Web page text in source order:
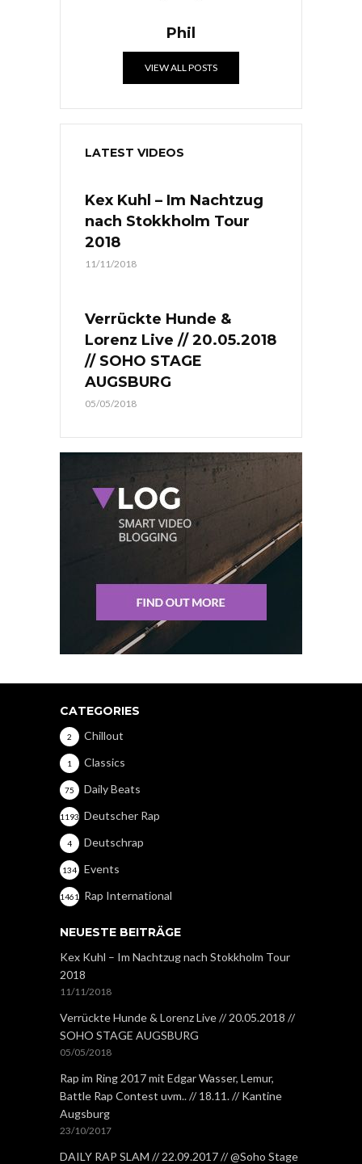
Phil
VIEW ALL POSTS
LATEST VIDEOS
Kex Kuhl – Im Nachtzug
nach Stokkholm Tour
2018
11/11/2018
Verrückte Hunde &
Lorenz Live // 20.05.2018
// SOHO STAGE
AUGSBURG
05/05/2018
CATEGORIES
Chillout
2
Classics
1
Daily Beats
75
Deutscher Rap
1193
Deutschrap
4
Events
134
Rap International
1461
NEUESTE BEITRÄGE
Kex Kuhl – Im Nachtzug nach Stokkholm Tour
2018
11/11/2018
Verrückte Hunde & Lorenz Live // 20.05.2018 //
SOHO STAGE AUGSBURG
05/05/2018
Rap im Ring 2017 mit Edgar Wasser, Lemur,
Battle Rap Contest uvm.. // 18.11. // Kantine
Augsburg
23/10/2017
DAILY RAP SLAM // 22.09.2017 // @Soho Stage